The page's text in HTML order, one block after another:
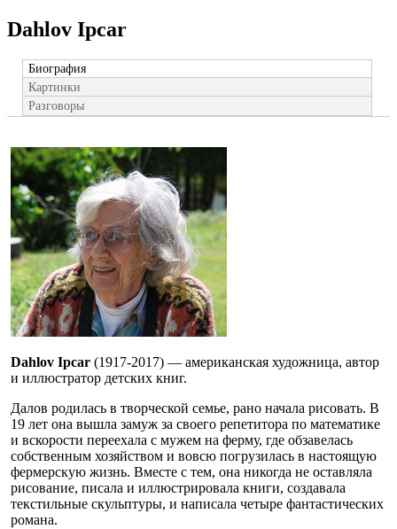
Dahlov Ipcar
Биография
Картинки
Разговоры
Dahlov Ipcar (1917-2017) — американская художница, автор
и иллюстратор детских книг.
Далов родилась в творческой семье, рано начала рисовать. В
19 лет она вышла замуж за своего репетитора по математике
и вскорости переехала с мужем на ферму, где обзавелась
собственным хозяйством и вовсю погрузилась в настоящую
фермерскую жизнь. Вместе с тем, она никогда не оставляла
рисование, писала и иллюстрировала книги, создавала
текстильные скульптуры, и написала четыре фантастических
романа.